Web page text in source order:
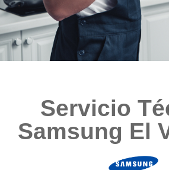
Servicio
Samsung El